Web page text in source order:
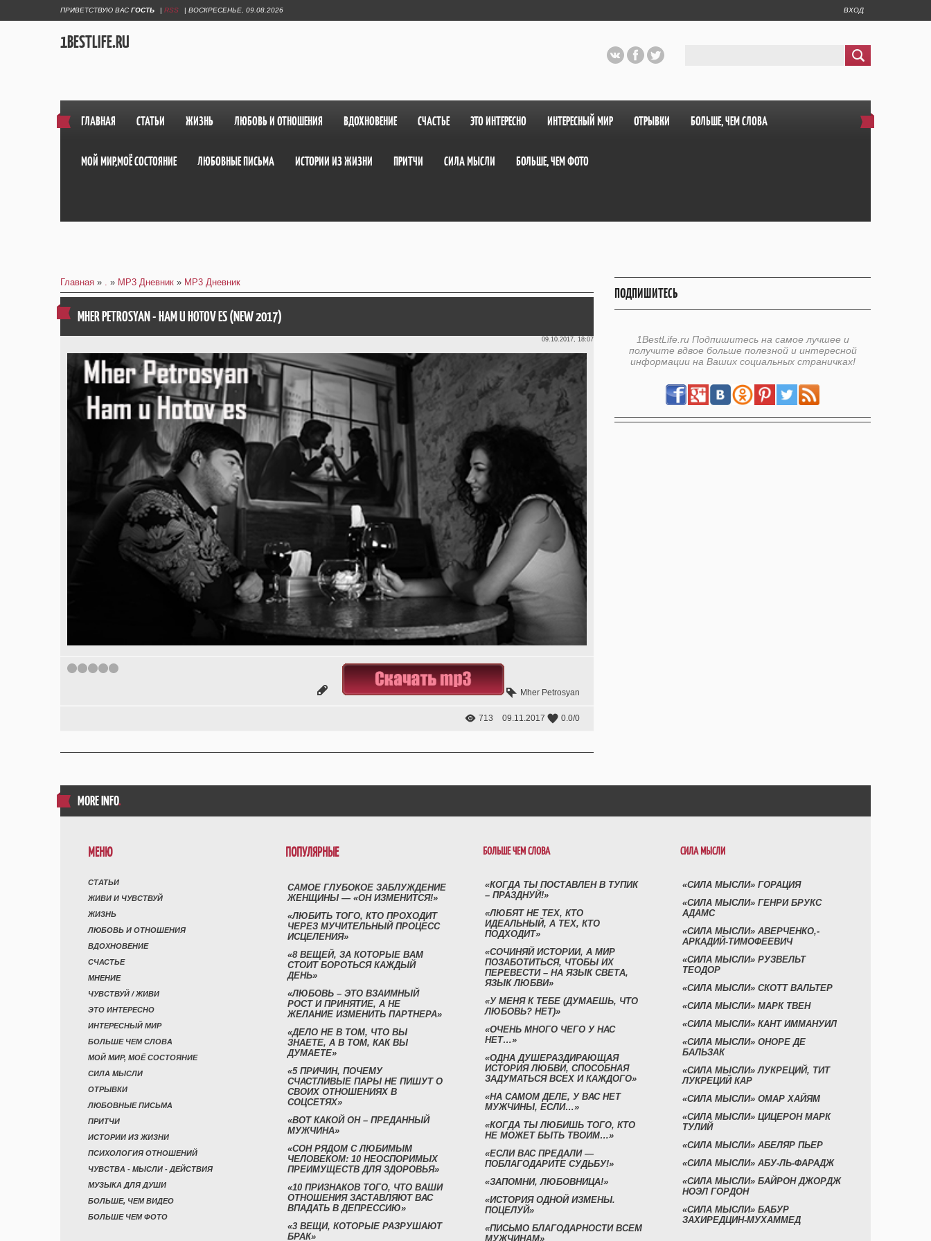
ПРИВЕТСТВУЮ ВАС ГОСТЬ | RSS | ВОСКРЕСЕНЬЕ, 09.08.2026 ВХОД
1BESTLIFE.RU
ГЛАВНАЯ СТАТЬИ ЖИЗНЬ ЛЮБОВЬ И ОТНОШЕНИЯ ВДОХНОВЕНИЕ СЧАСТЬЕ ЭТО ИНТЕРЕСНО ИНТЕРЕСНЫЙ МИР ОТРЫВКИ БОЛЬШЕ, ЧЕМ СЛОВА
МОЙ МИР,МОЁ СОСТОЯНИЕ ЛЮБОВНЫЕ ПИСЬМА ИСТОРИИ ИЗ ЖИЗНИ ПРИТЧИ СИЛА МЫСЛИ БОЛЬШЕ, ЧЕМ ФОТО
Главная » . » MP3 Дневник » MP3 Дневник
MHER PETROSYAN - HAM U HOTOV ES (NEW 2017)
09.10.2017, 18:07
1 2 3 4
Mher Petrosyan
713 09.11.2017 0.0/0
ПОДПИШИТЕСЬ
1BestLife.ru Подпишитесь на самое лучшее и
получите вдвое больше полезной и интересной
информации на Ваших социальных страничках!
MORE INFO.
МЕНЮ
СТАТЬИ
ЖИВИ И ЧУВСТВУЙ
ЖИЗНЬ
ЛЮБОВЬ И ОТНОШЕНИЯ
ВДОХНОВЕНИЕ
СЧАСТЬЕ
МНЕНИЕ
ЧУВСТВУЙ / ЖИВИ
ЭТО ИНТЕРЕСНО
ИНТЕРЕСНЫЙ МИР
БОЛЬШЕ ЧЕМ СЛОВА
МОЙ МИР, МОЁ СОСТОЯНИЕ
СИЛА МЫСЛИ
ОТРЫВКИ
ЛЮБОВНЫЕ ПИСЬМА
ПРИТЧИ
ИСТОРИИ ИЗ ЖИЗНИ
ПСИХОЛОГИЯ ОТНОШЕНИЙ
ЧУВСТВА - МЫСЛИ - ДЕЙСТВИЯ
МУЗЫКА ДЛЯ ДУШИ
БОЛЬШЕ, ЧЕМ ВИДЕО
БОЛЬШЕ ЧЕМ ФОТО
ПОПУЛЯРНЫЕ
САМОЕ ГЛУБОКОЕ ЗАБЛУЖДЕНИЕ
ЖЕНЩИНЫ — «ОН ИЗМЕНИТСЯ!»
«ЛЮБИТЬ ТОГО, КТО ПРОХОДИТ
ЧЕРЕЗ МУЧИТЕЛЬНЫЙ ПРОЦЕСС
ИСЦЕЛЕНИЯ»
«8 ВЕЩЕЙ, ЗА КОТОРЫЕ ВАМ
СТОИТ БОРОТЬСЯ КАЖДЫЙ
ДЕНЬ»
«ЛЮБОВЬ – ЭТО ВЗАИМНЫЙ
РОСТ И ПРИНЯТИЕ, А НЕ
ЖЕЛАНИЕ ИЗМЕНИТЬ ПАРТНЕРА»
«ДЕЛО НЕ В ТОМ, ЧТО ВЫ
ЗНАЕТЕ, А В ТОМ, КАК ВЫ
ДУМАЕТЕ»
«5 ПРИЧИН, ПОЧЕМУ
СЧАСТЛИВЫЕ ПАРЫ НЕ ПИШУТ О
СВОИХ ОТНОШЕНИЯХ В
СОЦСЕТЯХ»
«ВОТ КАКОЙ ОН – ПРЕДАННЫЙ
МУЖЧИНА»
«СОН РЯДОМ С ЛЮБИМЫМ
ЧЕЛОВЕКОМ: 10 НЕОСПОРИМЫХ
ПРЕИМУЩЕСТВ ДЛЯ ЗДОРОВЬЯ»
«10 ПРИЗНАКОВ ТОГО, ЧТО ВАШИ
ОТНОШЕНИЯ ЗАСТАВЛЯЮТ ВАС
ВПАДАТЬ В ДЕПРЕССИЮ»
«3 ВЕЩИ, КОТОРЫЕ РАЗРУШАЮТ
БРАК»
БОЛЬШЕ ЧЕМ СЛОВА
«КОГДА ТЫ ПОСТАВЛЕН В ТУПИК
– ПРАЗДНУЙ!»
«ЛЮБЯТ НЕ ТЕХ, КТО
ИДЕАЛЬНЫЙ, А ТЕХ, КТО
ПОДХОДИТ»
«СОЧИНЯЙ ИСТОРИИ, А МИР
ПОЗАБОТИТЬСЯ, ЧТОБЫ ИХ
ПЕРЕВЕСТИ – НА ЯЗЫК СВЕТА,
ЯЗЫК ЛЮБВИ»
«У МЕНЯ К ТЕБЕ (ДУМАЕШЬ, ЧТО
ЛЮБОВЬ? НЕТ)»
«ОЧЕНЬ МНОГО ЧЕГО У НАС
НЕТ…»
«ОДНА ДУШЕРАЗДИРАЮЩАЯ
ИСТОРИЯ ЛЮБВИ, СПОСОБНАЯ
ЗАДУМАТЬСЯ ВСЕХ И КАЖДОГО»
«НА САМОМ ДЕЛЕ, У ВАС НЕТ
МУЖЧИНЫ, ЕСЛИ…»
«КОГДА ТЫ ЛЮБИШЬ ТОГО, КТО
НЕ МОЖЕТ БЫТЬ ТВОИМ…»
«ЕСЛИ ВАС ПРЕДАЛИ —
ПОБЛАГОДАРИТЕ СУДЬБУ!»
«ЗАПОМНИ, ЛЮБОВНИЦА!»
«ИСТОРИЯ ОДНОЙ ИЗМЕНЫ.
ПОЦЕЛУЙ»
«ПИСЬМО БЛАГОДАРНОСТИ ВСЕМ
МУЖЧИНАМ»
СИЛА МЫСЛИ
«СИЛА МЫСЛИ» ГОРАЦИЯ
«СИЛА МЫСЛИ» ГЕНРИ БРУКС
АДАМС
«СИЛА МЫСЛИ» АВЕРЧЕНКО,-
АРКАДИЙ-ТИМОФЕЕВИЧ
«СИЛА МЫСЛИ» РУЗВЕЛЬТ
ТЕОДОР
«СИЛА МЫСЛИ» СКОТТ ВАЛЬТЕР
«СИЛА МЫСЛИ» МАРК ТВЕН
«СИЛА МЫСЛИ» КАНТ ИММАНУИЛ
«СИЛА МЫСЛИ» ОНОРЕ ДЕ
БАЛЬЗАК
«СИЛА МЫСЛИ» ЛУКРЕЦИЙ, ТИТ
ЛУКРЕЦИЙ КАР
«СИЛА МЫСЛИ» ОМАР ХАЙЯМ
«СИЛА МЫСЛИ» ЦИЦЕРОН МАРК
ТУЛИЙ
«СИЛА МЫСЛИ» АБЕЛЯР ПЬЕР
«СИЛА МЫСЛИ» АБУ-ЛЬ-ФАРАДЖ
«СИЛА МЫСЛИ» БАЙРОН ДЖОРДЖ
НОЭЛ ГОРДОН
«СИЛА МЫСЛИ» БАБУР
ЗАХИРЕДЦИН-МУХАММЕД